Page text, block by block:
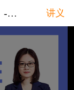
财务管理【课程精讲班】-邹瑜 讲义